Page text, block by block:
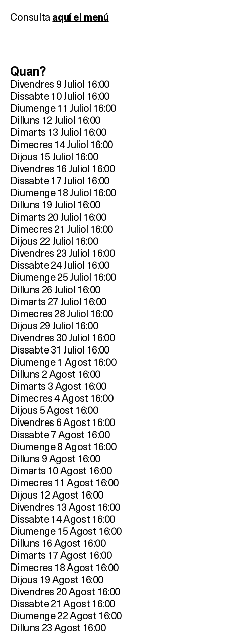
Consulta aquí el menú
Quan?
Divendres 9 Juliol 16:00
Dissabte 10 Juliol 16:00
Diumenge 11 Juliol 16:00
Dilluns 12 Juliol 16:00
Dimarts 13 Juliol 16:00
Dimecres 14 Juliol 16:00
Dijous 15 Juliol 16:00
Divendres 16 Juliol 16:00
Dissabte 17 Juliol 16:00
Diumenge 18 Juliol 16:00
Dilluns 19 Juliol 16:00
Dimarts 20 Juliol 16:00
Dimecres 21 Juliol 16:00
Dijous 22 Juliol 16:00
Divendres 23 Juliol 16:00
Dissabte 24 Juliol 16:00
Diumenge 25 Juliol 16:00
Dilluns 26 Juliol 16:00
Dimarts 27 Juliol 16:00
Dimecres 28 Juliol 16:00
Dijous 29 Juliol 16:00
Divendres 30 Juliol 16:00
Dissabte 31 Juliol 16:00
Diumenge 1 Agost 16:00
Dilluns 2 Agost 16:00
Dimarts 3 Agost 16:00
Dimecres 4 Agost 16:00
Dijous 5 Agost 16:00
Divendres 6 Agost 16:00
Dissabte 7 Agost 16:00
Diumenge 8 Agost 16:00
Dilluns 9 Agost 16:00
Dimarts 10 Agost 16:00
Dimecres 11 Agost 16:00
Dijous 12 Agost 16:00
Divendres 13 Agost 16:00
Dissabte 14 Agost 16:00
Diumenge 15 Agost 16:00
Dilluns 16 Agost 16:00
Dimarts 17 Agost 16:00
Dimecres 18 Agost 16:00
Dijous 19 Agost 16:00
Divendres 20 Agost 16:00
Dissabte 21 Agost 16:00
Diumenge 22 Agost 16:00
Dilluns 23 Agost 16:00